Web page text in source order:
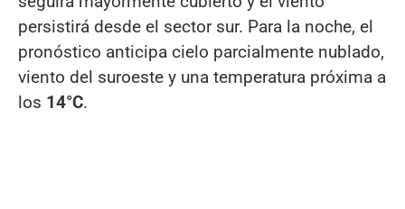
persistirá desde el sector sur. Para la noche, el
pronóstico anticipa cielo parcialmente nublado,
viento del suroeste y una temperatura próxima a
los 14°C.